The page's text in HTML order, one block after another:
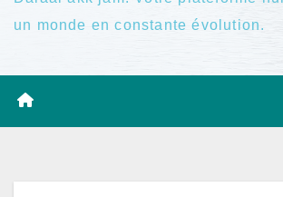
un monde en constante évolution.